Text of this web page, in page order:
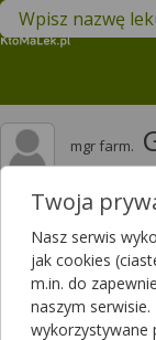
Znajdź lek w swojej
mgr farm.
Odpowiedzi
10730
Polecanych
1 Lista
Twoja
Nasz serwis
jak cookies
m.in. do
naszym
wykorzystywane